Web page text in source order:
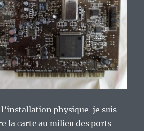
physique, je suis
la carte au milieu des ports